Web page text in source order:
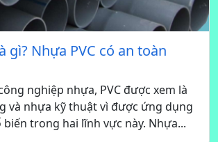
gì? Nhựa PVC có an toàn
nghiệp nhựa, PVC được xem là
và nhựa kỹ thuật vì được ứng dụng
trong hai lĩnh vực này. Nhựa...